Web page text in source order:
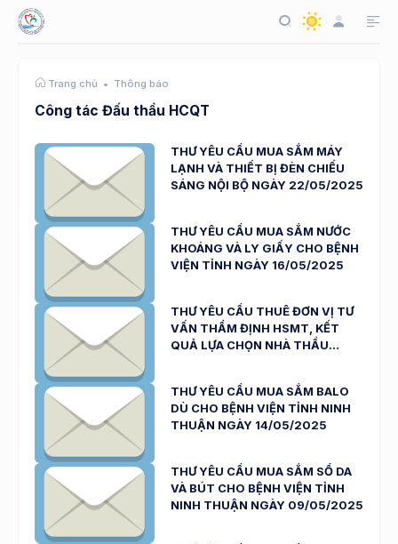
Trang chủ Thông báo
Công tác Đấu thầu HCQT
THƯ YÊU CẦU MUA SẮM MÁY
LẠNH VÀ THIẾT BỊ ĐÈN CHIẾU
SÁNG NỘI BỘ NGÀY 22/05/2025
THƯ YÊU CẦU MUA SẮM NƯỚC
KHOÁNG VÀ LY GIẤY CHO BỆNH
VIỆN TỈNH NGÀY 16/05/2025
THƯ YÊU CẦU THUÊ ĐƠN VỊ TƯ
VẤN THẨM ĐỊNH HSMT, KẾT
QUẢ LỰA CHỌN NHÀ THẦU
THƯ YÊU CẦU MUA SẮM BALO
DÙ CHO BỆNH VIỆN TỈNH NINH
THUẬN NGÀY 14/05/2025
THƯ YÊU CẦU MUA SẮM SỔ DA
VÀ BÚT CHO BỆNH VIỆN TỈNH
NINH THUẬN NGÀY 09/05/2025